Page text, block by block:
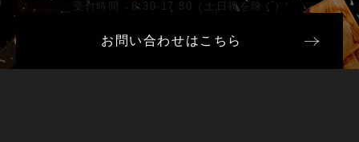
受付時間 8:30-17:30（土日祝を除く）
お問い合わせはこちら